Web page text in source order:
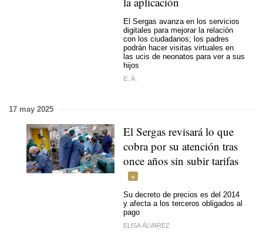
El Sergas avanza en los servicios
digitales para mejorar la relación
con los ciudadanos; los padres
podrán hacer visitas virtuales en
las ucis de neonatos para ver a sus
hijos
E. Á.
17 may 2025
El Sergas revisará lo que
cobra por su atención tras
once años sin subir tarifas
Su decreto de precios es del 2014
y afecta a los terceros obligados al
pago
ELISA ÁLVAREZ